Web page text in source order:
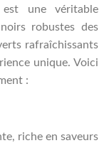
est une véritable
robustes des
rafraîchissants
unique. Voici
:
riche en saveurs